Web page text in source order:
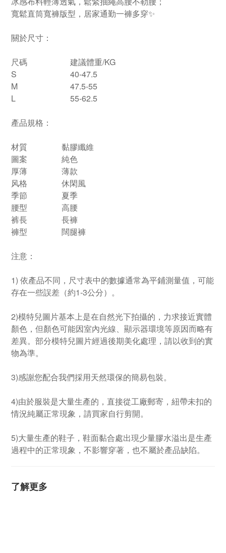
寬鬆直筒寬褲版型，居家通勤一褲多穿✨
關於尺寸：
尺碼
建議體重/KG
S
40-47.5
M
47.5-55
L
55-62.5
產品規格：
材質
黏膠纖維
圖案
純色
厚薄
薄款
风格
休閑風
季節
夏季
腰型
高腰
裤長
長褲
褲型
闊腿褲
注意：
1) 依產品不同，尺寸表中的數據通常為平鋪測量值，可能
存在一些誤差（約1-3公分）。
2)模特兒圖片基本上是在自然光下拍攝的，力求接近實體
顏色，但顏色可能因室內光線、顯示器環境等原因而略有
差異。部分模特兒圖片經過後期美化處理，請以收到的實
物為準。
3)感謝您配合我們採用天然環保的簡易包裝。
4)由於服裝是大量生產的，直接從工廠郵寄，紐帶未扣的
情況純屬正常現象，請買家自行剪開。
5)大量生產的鞋子，鞋面黏合處出現少量膠水溢出是生產
過程中的正常現象，不影響穿著，也不屬於產品缺陷。
了解更多